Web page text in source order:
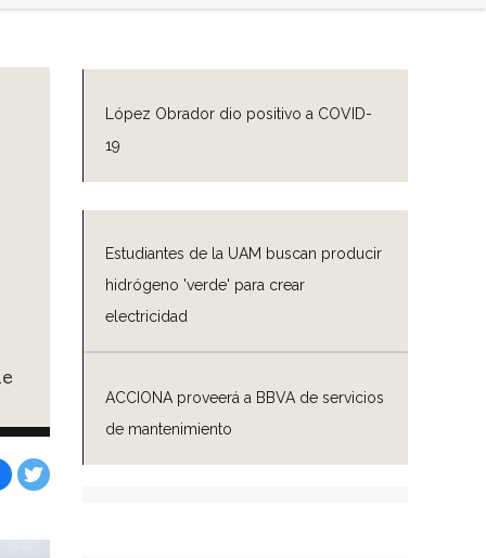
López Obrador dio positivo a COVID-
19
Estudiantes de la UAM buscan producir
hidrógeno 'verde' para crear
electricidad
ACCIONA proveerá a BBVA de servicios
de mantenimiento